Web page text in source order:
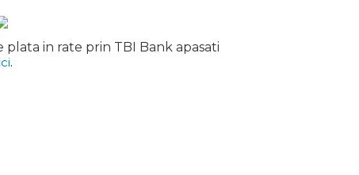
in rate prin TBI Bank apasati
.